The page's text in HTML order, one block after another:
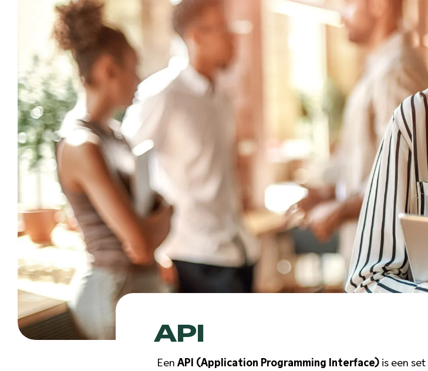
API
EenAPI (Application Programming Interface)is een